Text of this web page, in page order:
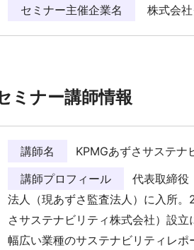
セミナー主催企業名
株式会
ミナー講師情報
講師名
KPMGあずさサステ
講師プロフィール
代表取締
法人（現あずさ監査法人）に入所
さサステナビリティ株式会社）設
幅広い業種のサステナビリティレ